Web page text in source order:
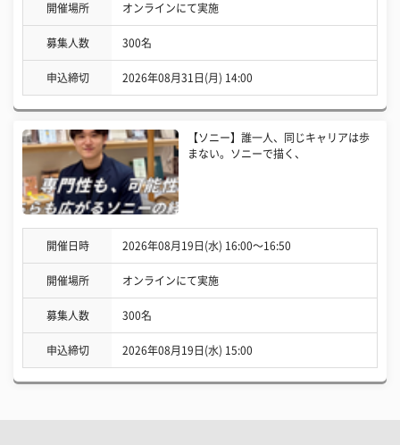
開催場所 オンラインにて実施
募集人数 300名
申込締切 2026年08月31日(月) 14:00
【ソニー】誰一人、同じキャリアは歩
まない。ソニーで描く、
開催日時 2026年08月19日(水) 16:00〜16:50
開催場所 オンラインにて実施
募集人数 300名
申込締切 2026年08月19日(水) 15:00